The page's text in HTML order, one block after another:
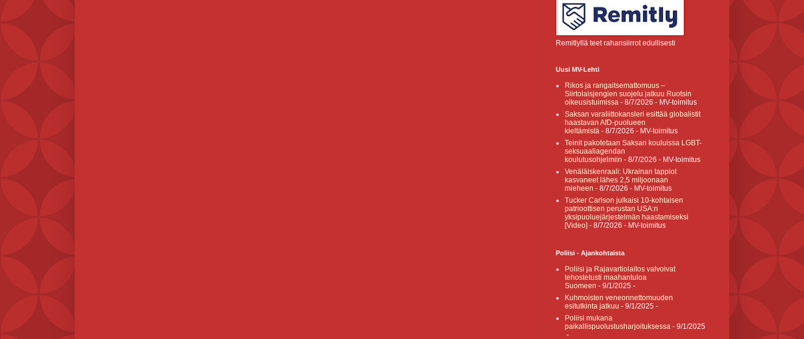
Remitlyllä teet rahansiirrot edullisesti
Uusi MV-Lehti
Rikos ja rangaitsemattomuus –
Siirtolaisjengien suojelu jatkuu Ruotsin
oikeusistuimissa - 8/7/2026 - MV-toimitus
Saksan varaliittokansleri esittää globalistit
haastavan AfD-puolueen
kieltämistä - 8/7/2026 - MV-toimitus
Teinit pakotetaan Saksan kouluissa LGBT-
seksuaaliagendan
koulutusohjelmiin - 8/7/2026 - MV-toimitus
Venäläiskenraali: Ukrainan tappiot
kasvaneet lähes 2,5 miljoonaan
mieheen - 8/7/2026 - MV-toimitus
Tucker Carlson julkaisi 10-kohtaisen
patrioottisen perustan USA:n
yksipuoluejärjestelmän haastamiseksi
[Video] - 8/7/2026 - MV-toimitus
Poliisi - Ajankohtaista
Poliisi ja Rajavartiolaitos valvoivat
tehostetusti maahantuloa
Suomeen - 9/1/2025 -
Kuhmoisten veneonnettomuuden
esitutkinta jatkuu - 9/1/2025 -
Poliisi mukana
paikallispuolustusharjoituksessa - 9/1/2025
-